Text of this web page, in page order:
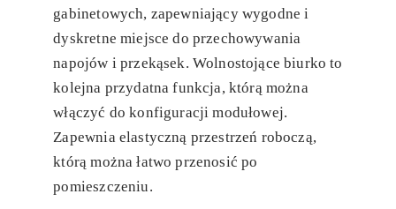
gabinetowych, zapewniający wygodne i
dyskretne miejsce do przechowywania
napojów i przekąsek. Wolnostojące biurko to
kolejna przydatna funkcja, którą można
włączyć do konfiguracji modułowej.
Zapewnia elastyczną przestrzeń roboczą,
którą można łatwo przenosić po
pomieszczeniu.